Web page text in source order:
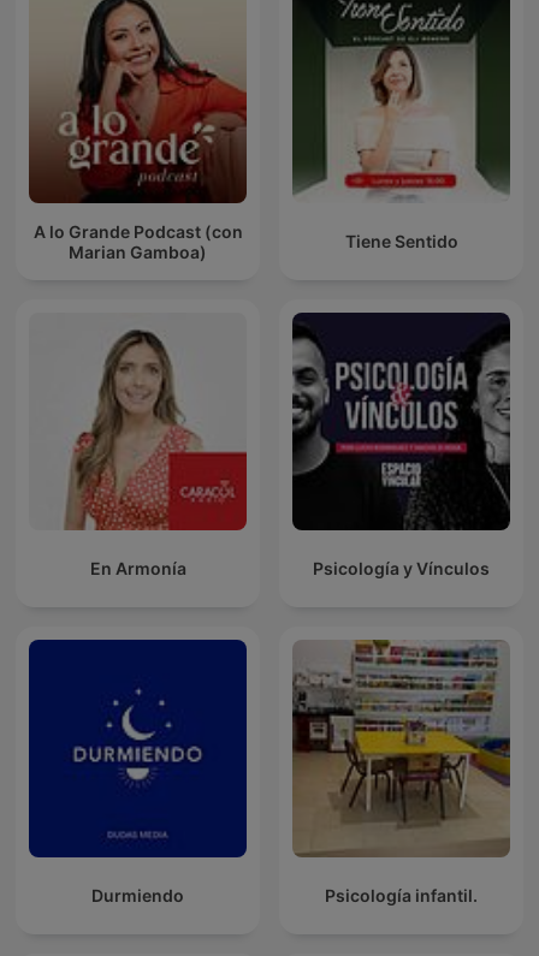
A lo Grande Podcast (con
Marian Gamboa)
Tiene Sentido
En Armonía Psicología y Vínculos
Durmiendo Psicología infantil.